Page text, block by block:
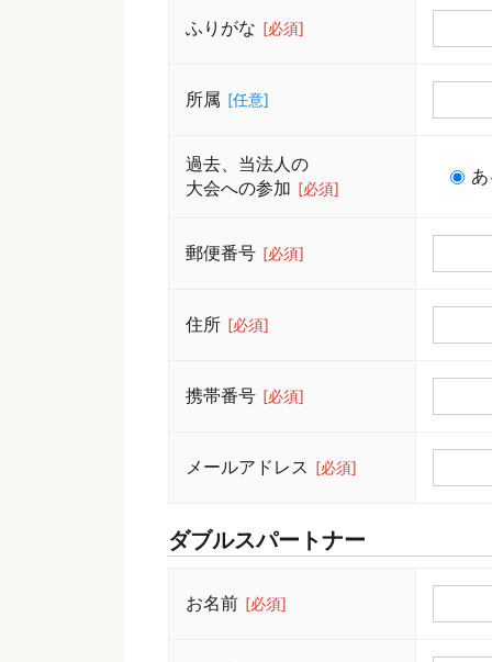
ふりがな [必須]
所属 [任意]
過去、当法人の
大会への参加 [必須]
郵便番号 [必須]
住所 [必須]
携帯番号 [必須]
メールアドレス [必須]
ダブルスパートナー
お名前 [必須]